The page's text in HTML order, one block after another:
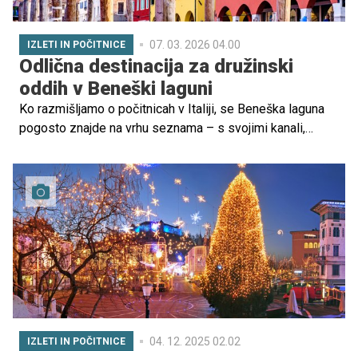
IZLETI IN POČITNICE 07. 03. 2026 04.00
Odlična destinacija za družinski
oddih v Beneški laguni
Ko razmišljamo o počitnicah v Italiji, se Beneška laguna
pogosto znajde na vrhu seznama – s svojimi kanali,
južneje od slavnih Benetk se skriva Chioggia, manj znana,
a nič manj očarljiva destinacija, ki ji pogosto pravijo kar
"Male Benetke".
IZLETI IN POČITNICE 04. 12. 2025 02.02